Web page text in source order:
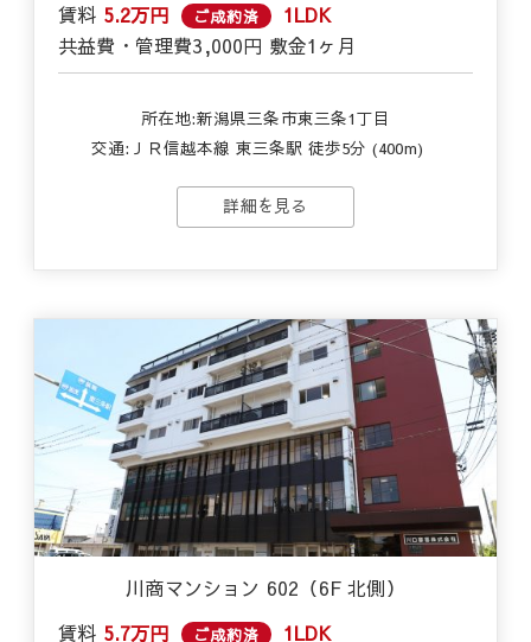
賃料 5.2万円 ご成約済
1LDK
共益費・管理費3,000円 敷金1ヶ月
所在地:新潟県三条市東三条1丁目
交通: ＪＲ信越本線 東三条駅 徒歩5分 (400m)
詳細を見る
川商マンション 602（6F 北側）
賃料 5.7万円 ご成約済 1LDK